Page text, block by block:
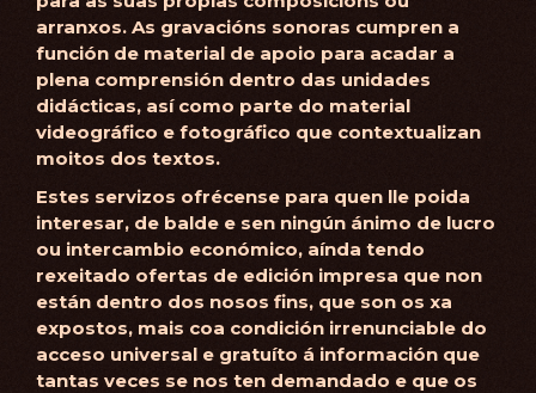
arranxos. As gravacións sonoras cumpren a
función de material de apoio para acadar a
plena comprensión dentro das unidades
didácticas, así como parte do material
videográfico e fotográfico que contextualizan
moitos dos textos.
Estes servizos ofrécense para quen lle poida
interesar, de balde e sen ningún ánimo de lucro
ou intercambio económico, aínda tendo
rexeitado ofertas de edición impresa que non
están dentro dos nosos fins, que son os xa
expostos, mais coa condición irrenunciable do
acceso universal e gratuíto á información que
tantas veces se nos ten demandado e que os